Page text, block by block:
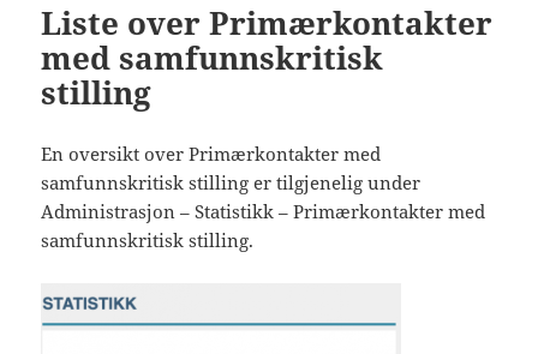
Liste over Primærkontakter
med samfunnskritisk
stilling
En oversikt over Primærkontakter med
samfunnskritisk stilling er tilgjenelig under
Administrasjon – Statistikk – Primærkontakter med
samfunnskritisk stilling.